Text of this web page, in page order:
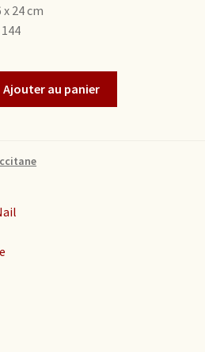
24 cm
Ajouter au panier